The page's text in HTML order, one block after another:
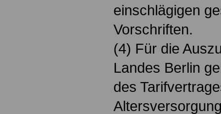
einschlägigen
Vorschriften.
(4) Für die
Landes Berlin
des